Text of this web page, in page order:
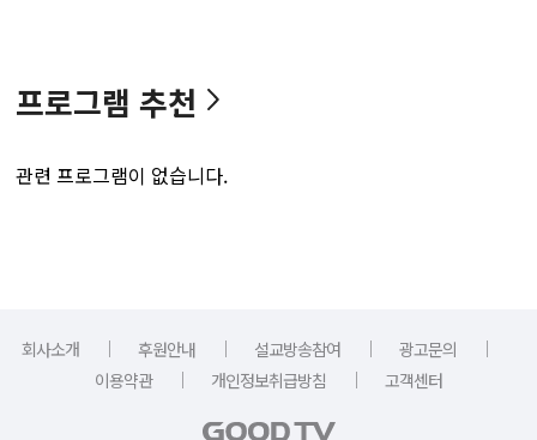
프로그램 추천
관련 프로그램이 없습니다.
회사소개 ｜ 후원안내 ｜ 설교방송참여 ｜ 광고문의
｜
이용약관
｜ 개인정보취급방침 ｜ 고객센터